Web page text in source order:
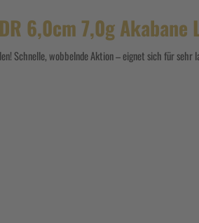
6,0cm 7,0g Akabane
Schnelle, wobbelnde Aktion – eignet sich für